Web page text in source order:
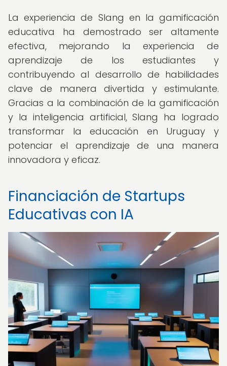
La experiencia de Slang en la gamificación
educativa ha demostrado ser altamente
efectiva, mejorando la experiencia de
aprendizaje de los estudiantes y
contribuyendo al desarrollo de habilidades
clave de manera divertida y estimulante.
Gracias a la combinación de la gamificación
y la inteligencia artificial, Slang ha logrado
transformar la educación en Uruguay y
potenciar el aprendizaje de una manera
innovadora y eficaz.
Financiación de Startups
Educativas con IA